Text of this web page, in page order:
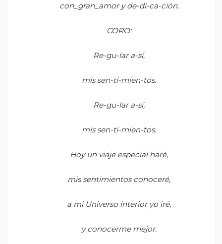
con_gran_amory de-di-ca-ción.
CORO:
Re-gu-lar a-sí,
missen-ti-mien-tos.
Re-gu-lar a-sí,
missen-ti-mien-tos.
Hoy un viaje especial haré,
mis sentimientos conoceré,
a mi Universo interior yo iré,
yconocerme mejor.